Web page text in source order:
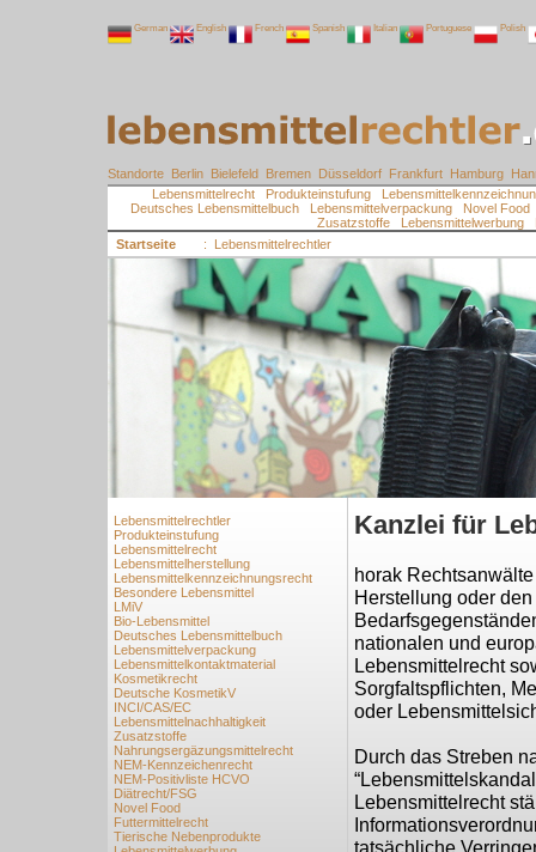
German English French Spanish Italian Portuguese Polish
Standorte Berlin Bielefeld Bremen Düsseldorf Frankfurt Hamburg
Lebensmittelrecht
Produkteinstufung
Deutsches Lebensmittelbuch
Lebensmittelverpackung
Novel Food
Zusatzstoffe
Lebensmittelwerbung
Startseite
: Lebensmittelrechtler
Lebensmittelrechtler
Produkteinstufung
Lebensmittelrecht
Lebensmittelherstellung
Lebensmittelkennzeichnungsrecht
Besondere Lebensmittel
LMiV
Bio-Lebensmittel
Deutsches Lebensmittelbuch
Lebensmittelverpackung
Lebensmittelkontaktmaterial
Kosmetikrecht
Deutsche KosmetikV
INCI/CAS/EC
Lebensmittelnachhaltigkeit
Zusatzstoffe
Nahrungsergäzungsmittelrecht
NEM-Kennzeichenrecht
NEM-Positivliste HCVO
Diätrecht/FSG
Novel Food
Futtermittelrecht
Tierische Nebenprodukte
Kanzlei für
horak
Herstellung oder
nationalen und
Lebensmittelrecht
Sorgfaltspflichten,
oder
Durch das Streben
Lebensmittelrecht
tatsächliche